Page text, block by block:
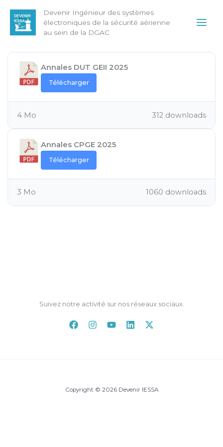
contenu
Devenir Ingénieur des systèmes
électroniques de la sécurité aérienne
au sein de la DGAC
Menu
Annales DUT GEII 2025
Télécharger
312 downloads
4 Mo
Annales CPGE 2025
Télécharger
1060 downloads
3 Mo
Suivez notre activité sur nos réseaux sociaux.
Copyright © 2026 Devenir IESSA